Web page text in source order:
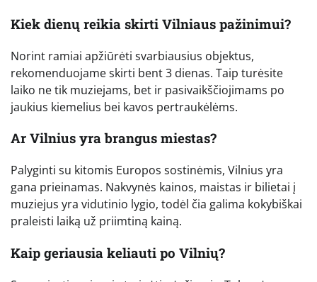
Kiek dienų reikia skirti Vilniaus pažinimui?
Norint ramiai apžiūrėti svarbiausius objektus,
rekomenduojame skirti bent 3 dienas. Taip turėsite
laiko ne tik muziejams, bet ir pasivaikščiojimams po
jaukius kiemelius bei kavos pertraukėlėms.
Ar Vilnius yra brangus miestas?
Palyginti su kitomis Europos sostinėmis, Vilnius yra
gana prieinamas. Nakvynės kainos, maistas ir bilietai į
muziejus yra vidutinio lygio, todėl čia galima kokybiškai
praleisti laiką už priimtiną kainą.
Kaip geriausia keliauti po Vilnių?